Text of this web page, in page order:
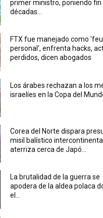
primer ministro, poniendo fin
décadas...
FTX fue manejado como
personal', enfrenta hacks,
perdidos, dicen abogados
Los árabes rechazan a los
israelíes en la Copa del
Corea del Norte dispara
misil balístico
aterriza cerca de Japó...
La brutalidad de la guerra se
apodera de la aldea polaca
el...